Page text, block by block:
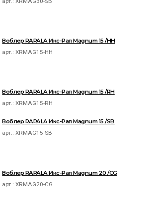
Воблер RAPALA Икс-Рап Magnum 15 /HH
арт.:XRMAG15-HH
Воблер RAPALA Икс-Рап Magnum 15 /RH
арт.:XRMAG15-RH
Воблер RAPALA Икс-Рап Magnum 15 /SB
арт.:XRMAG15-SB
Воблер RAPALA Икс-Рап Magnum 20 /CG
арт.:XRMAG20-CG